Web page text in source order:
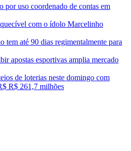
por uso coordenado de contas em
com o ídolo Marcelinho
tem até 90 dias regimentalmente para
apostas esportivas amplia mercado
de loterias neste domingo com
R$ 261,7 milhões